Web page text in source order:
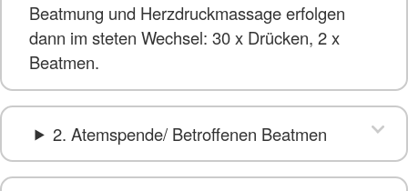
Beatmung und Herzdruckmassage erfolgen
dann im steten Wechsel: 30 x Drücken, 2 x
Beatmen.
2. Atemspende/ Betroffenen Beatmen